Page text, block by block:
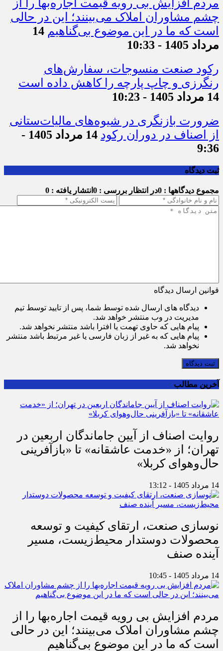
مردم افزایش بی رویه قیمت اجاره‌بها را از
چشم مشاوران املاک می‌بینند؛ این در حالی
است که ما در این موضوع بی‌گناهیم 14
مرداد 1405 - 10:33
رکود صنعت منسوجات، سفارش‌های
رنگرزی و چاپ پارچه را کاهش داده است
14 مرداد 1405 - 10:23
ضرورت بازنگری در شیوه‌های مالیات‌ستانی
از اصناف در دوران رکود
14 مرداد 1405 -
9:36
ثبت دیدگاه
مجموع دیدگاهها : 0 در انتظار بررسی : 0 انتشار یافته : 0
قوانین ارسال دیدگاه
دیدگاه های ارسال شده توسط شما، پس از تایید توسط تیم
مدیریت در وب منتشر خواهد شد.
پیام هایی که حاوی تهمت یا افترا باشد منتشر نخواهد شد.
پیام هایی که به غیر از زبان فارسی یا غیر مرتبط باشد منتشر
نخواهد شد.
ثبت دیدگاه
آخرین مطالب
روایت اصناف از آیین جاماندگان اربعین در
تهران؛ از «خدمت عاشقانه» تا «بازآفرینی
حال‌وهوای کربلا»
14 مرداد 1405 - 13:12
نوسازی صنعت، ارتقای کیفیت و توسعه
محصولات دوستدار محیط‌زیست، مسیر
آینده صنف
14 مرداد 1405 - 10:45
مردم افزایش بی رویه قیمت اجاره‌بها را از
چشم مشاوران املاک می‌بینند؛ این در حالی
است که ما در این موضوع بی‌گناهیم